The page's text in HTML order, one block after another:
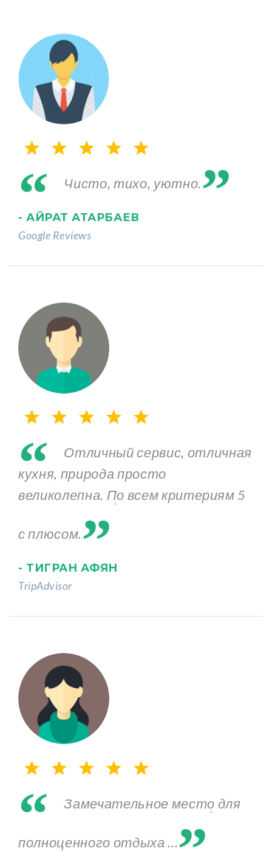
“ Чисто, тихо, уютно. „
- АЙРАТ АТАРБАЕВ
Google Reviews
“
Отличный сервис, отличная
кухня, природа просто
великолепна. По всем критериям 5
с плюсом.„
- ТИГРАН АФЯН
TripAdvisor
“ Замечательное место для
полноценного отдыха ...„